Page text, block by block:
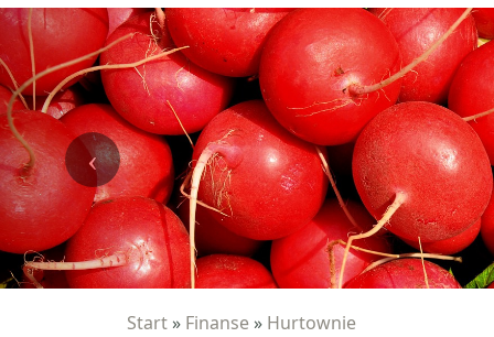
Start » Finanse » Hurtownie